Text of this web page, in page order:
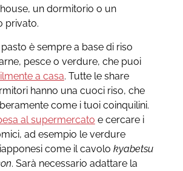
un dormitorio o un
privato.
è sempre a base di riso
pesce o verdure, che puoi
a casa. Tutte le share
hanno una cuoci riso, che
come i tuoi coinquilini.
al supermercato e cercare i
ad esempio le verdure
come il cavolo kyabetsu
. Sarà necessario adattare la